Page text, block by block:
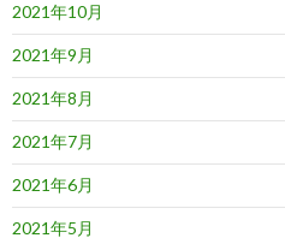
2021年10月
2021年9月
2021年8月
2021年7月
2021年6月
2021年5月